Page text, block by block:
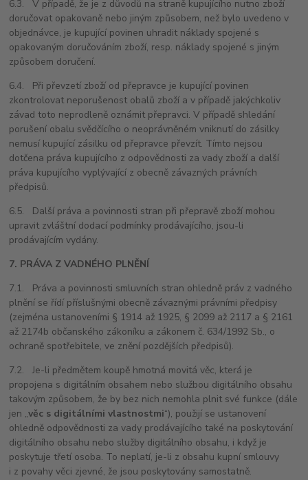
6.3. V případě, že je z důvodů na straně kupujícího nutno zboží
doručovat opakovaně nebo jiným způsobem, než bylo uvedeno v
objednávce, je kupující povinen uhradit náklady spojené s
opakovaným doručováním zboží, resp. náklady spojené s jiným
způsobem doručení.
6.4. Při převzetí zboží od přepravce je kupující povinen
zkontrolovat neporušenost obalů zboží a v případě jakýchkoliv
závad toto neprodleně oznámit přepravci. V případě shledání
porušení obalu svědčícího o neoprávněném vniknutí do zásilky
nemusí kupující zásilku od přepravce převzít. Tímto nejsou
dotčena práva kupujícího z odpovědnosti za vady zboží a další
práva kupujícího vyplývající z obecně závazných právních
předpisů.
6.5. Další práva a povinnosti stran při přepravě zboží mohou
upravit zvláštní dodací podmínky prodávajícího, jsou-li
prodávajícím vydány.
7. PRÁVA Z VADNÉHO PLNĚNÍ
7.1. Práva a povinnosti smluvních stran ohledně práv z vadného
plnění se řídí příslušnými obecně závaznými právními předpisy
(zejména ustanoveními § 1914 až 1925, § 2099 až 2117 a § 2161
až 2174b občanského zákoníku a zákonem č. 634/1992 Sb., o
ochraně spotřebitele, ve znění pozdějších předpisů).
7.2. Je-li předmětem koupě hmotná movitá věc, která je
propojena s digitálním obsahem nebo službou digitálního obsahu
takovým způsobem, že by bez nich nemohla plnit své funkce (dále
jen „věc s digitálními vlastnostmi“), použijí se ustanovení
ohledně odpovědnosti za vady prodávajícího také na poskytování
digitálního obsahu nebo služby digitálního obsahu, i když je
poskytuje třetí osoba. To neplatí, je-li z obsahu kupní smlouvy
i z povahy věci zjevné, že jsou poskytovány samostatně.